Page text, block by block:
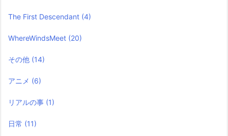
The First Descendant (4)
WhereWindsMeet (20)
その他 (14)
アニメ (6)
リアルの事 (1)
日常 (11)